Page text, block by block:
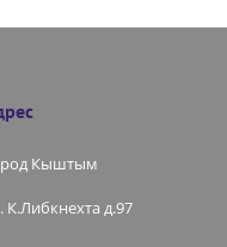
Кыштым
К.Либкнехта д.97